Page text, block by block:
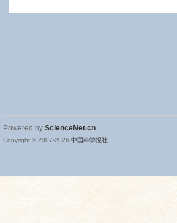
Powered by ScienceNet.cn
Copyright © 2007-2026 中国科学报社